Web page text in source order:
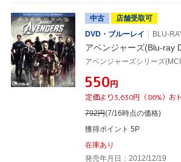
中古
店舗受取可
DVD・ブルーレイ
BLU-
アベンジャーズ(Blu-ray
¥550円
定価より3,630円（86%）お
792円(7/16時点の価格)
獲得ポイント 5P
在庫あり
発売年月日：2012/12/19